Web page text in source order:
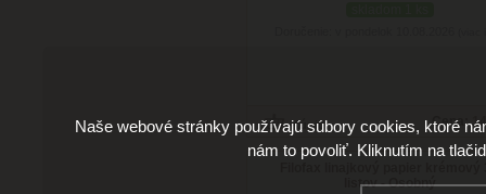
Cena:
listov - Osobný
Naše webové stránky používajú súbory cookies, ktoré
nám to povoliť. Kliknutím na